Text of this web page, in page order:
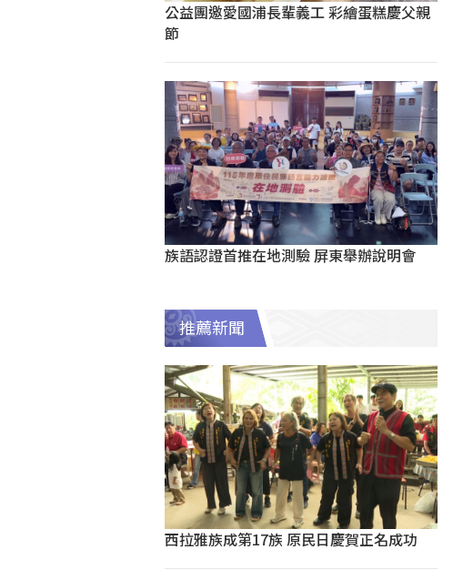
公益團邀愛國浦長輩義工 彩繪蛋糕慶父親
節
族語認證首推在地測驗 屏東舉辦說明會
推薦新聞
西拉雅族成第17族 原民日慶賀正名成功